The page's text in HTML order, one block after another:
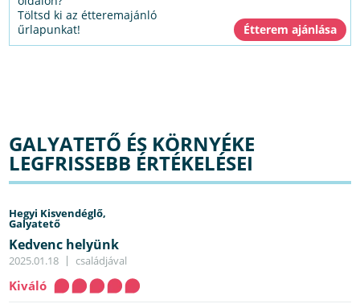
Töltsd ki az étteremajánló
űrlapunkat!
GALYATETŐ ÉS KÖRNYÉKE
LEGFRISSEBB ÉRTÉKELÉSEI
Hegyi Kisvendéglő,
Galyatető
Kedvenc helyünk
2025.01.18 családjával
Kiváló